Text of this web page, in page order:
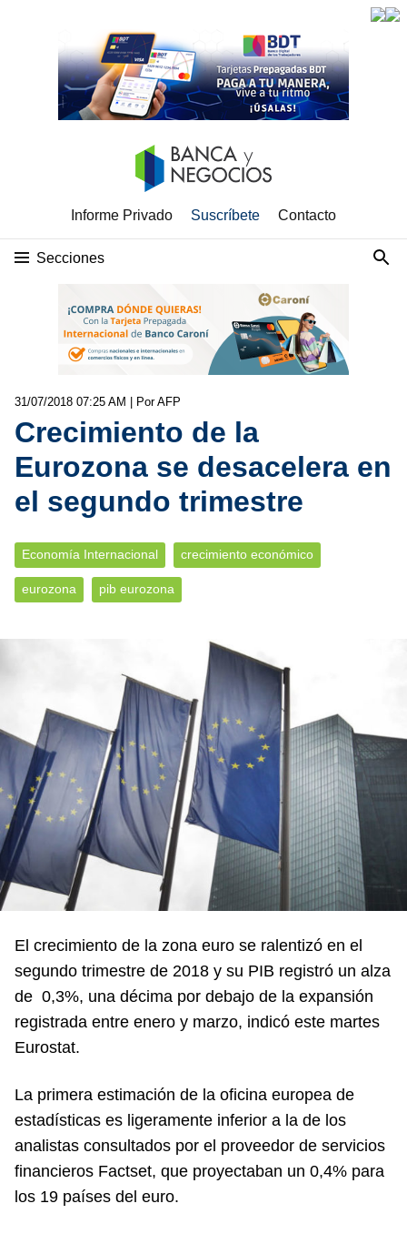
Informe Privado Suscríbete Contacto
Secciones
31/07/2018 07:25 AM | Por AFP
Crecimiento de la
Eurozona se desacelera en
el segundo trimestre
Economía Internacional crecimiento económico
eurozona pib eurozona
El crecimiento de la zona euro se ralentizó en el
segundo trimestre de 2018 y su PIB registró un alza
de 0,3%, una décima por debajo de la expansión
registrada entre enero y marzo, indicó este martes
Eurostat.
La primera estimación de la oficina europea de
estadísticas es ligeramente inferior a la de los
analistas consultados por el proveedor de servicios
financieros Factset, que proyectaban un 0,4% para
los 19 países del euro.